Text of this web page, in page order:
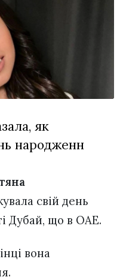
як
народженн
свій день
Дубай, що в ОАЕ.
вона